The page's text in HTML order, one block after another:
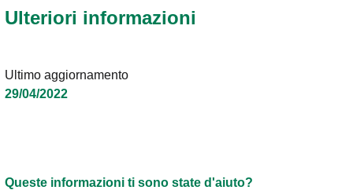
Ulteriori informazioni
Ultimo aggiornamento
29/04/2022
Queste informazioni ti sono state d'aiuto?